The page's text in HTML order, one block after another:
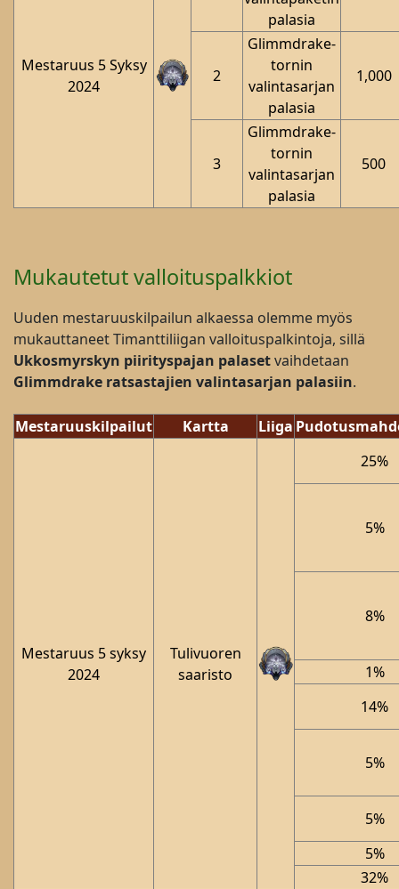
Mestaruus 5 Syksy
2024
palasia
2
Glimmdrake-
tornin
valintasarjan
palasia
1,000
3
Glimmdrake-
tornin
valintasarjan
palasia
500
Mukautetut valloituspalkkiot
Uuden mestaruuskilpailun alkaessa olemme myös
mukauttaneet Timanttiliigan valloituspalkintoja, sillä
Ukkosmyrskyn piirityspajan palasetvaihdetaan
Glimmdrake ratsastajien valintasarjan palasiin.
Mestaruuskilpailut Kartta Liiga
Mestaruus 5 syksy
2024
Tulivuoren
saaristo
25%
5%
8%
1%
14%
5%
5%
5%
32%